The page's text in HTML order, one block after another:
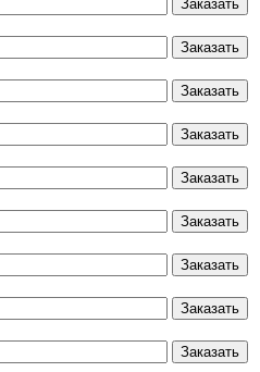
Заказать
Заказать
Заказать
Заказать
Заказать
Заказать
Заказать
Заказать
Заказать